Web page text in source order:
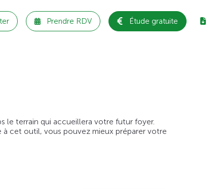
Prendre RDV Étude gratuite
le terrain qui accueillera votre futur foyer.
à cet outil, vous pouvez mieux préparer votre